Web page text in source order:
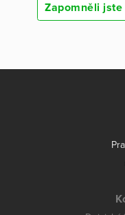
Zapomněli jste